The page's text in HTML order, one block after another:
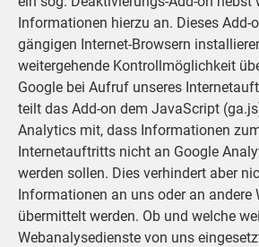
Informationen hierzu an. Dieses Add-
gängigen Internet-Browsern
weitergehende Kontrollmöglichkeit
Google bei Aufruf unseres
teilt das Add-on dem JavaScript
Analytics mit, dass Informationen
Internetauftritts nicht an Google
werden sollen. Dies verhindert aber
Informationen an uns oder an andere
übermittelt werden. Ob und welche
Webanalysedienste von uns